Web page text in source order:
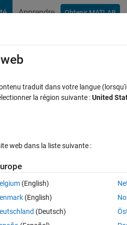
Apprendre Obtenir MATLAB
for loops
h_1, h_2, h_3 each will have 9
traduit dans votre langue
la région suivante :United
web dans la liste suivante :
(English)
(English)
(Deutsch)